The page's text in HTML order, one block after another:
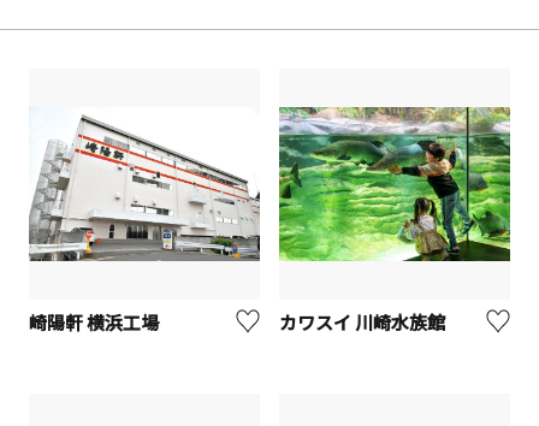
崎陽軒 横浜工場 カワスイ 川崎水族館